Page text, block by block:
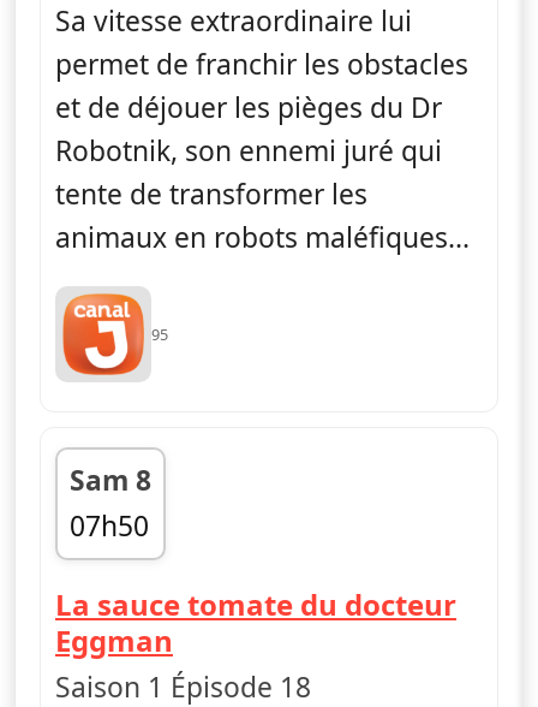
Sa vitesse extraordinaire lui
permet de franchir les obstacles
et de déjouer les pièges du Dr
Robotnik, son ennemi juré qui
tente de transformer les
animaux en robots maléfiques...
95
Sam 8
07h50
fin 08h05
La sauce tomate du docteur
Eggman
Saison 1 Épisode 18